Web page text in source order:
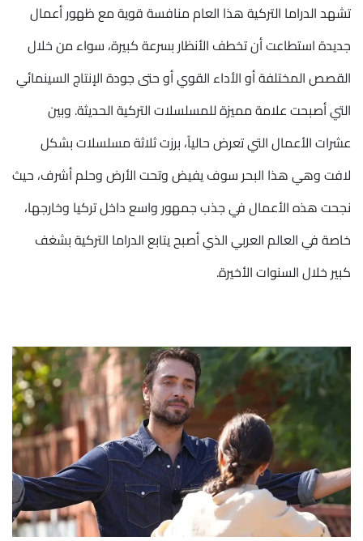
تشهد الدراما التركية هذا العام منافسة قوية مع ظهور أعمال
جديدة استطاعت أن تخطف الأنظار بسرعة كبيرة، سواء من خلال
القصص المختلفة أو الأداء القوي أو حتى جودة الإنتاج السينمائي
التي أصبحت علامة مميزة للمسلسلات التركية الحديثة. وبين
عشرات الأعمال التي تعرض حالياً، برزت ثلاثة مسلسلات بشكل
لافت وهي هذا البحر سوف يفيض وتحت الأرض وحلم أشرف، حيث
نجحت هذه الأعمال في جذب جمهور واسع داخل تركيا وخارجها،
خاصة في العالم العربي الذي أصبح يتابع الدراما التركية بشغف
كبير خلال السنوات الأخيرة.